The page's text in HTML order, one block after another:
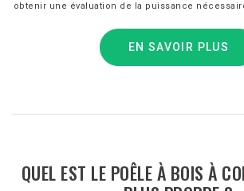
obtenir une évaluation de la puissance
EN SAVOIR PLUS
QUEL EST LE POÊLE À BOIS À